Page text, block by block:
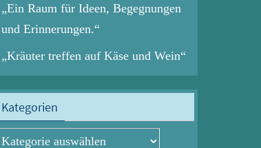
„Ein Raum für Ideen, Begegnungen
und Erinnerungen.“
„Kräuter treffen auf Käse und Wein“
Kategorien
Kategorien